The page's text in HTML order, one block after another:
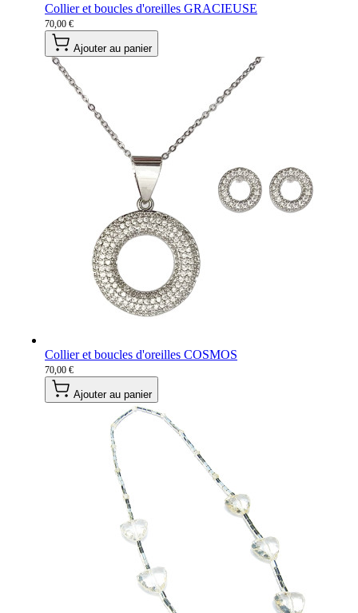
Collier et boucles d'oreilles GRACIEUSE
70,00 €
Ajouter au panier
Collier et boucles d'oreilles COSMOS
70,00 €
Ajouter au panier